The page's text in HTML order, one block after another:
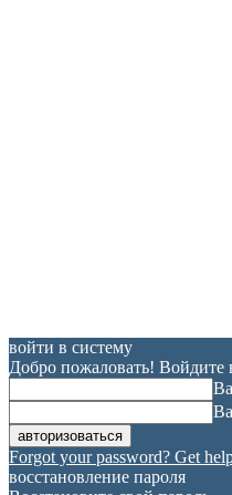
войти в систему
Добро пожаловать! Войдите
Forgot your password? Get
восстановление пароля